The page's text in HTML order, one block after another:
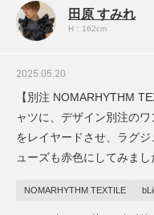
田原 すみれ
H：162cm
2025.05.20
【別注 NOMARHYTHM
ャツに、デザイン別注の
をレイヤードさせ、ラグ
ューズも赤色にしてみまし
NOMARHYTHM TEXTILE